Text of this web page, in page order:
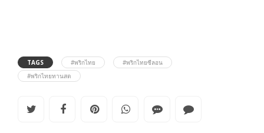
TAGS #พริกไทย
#พริกไทยซีลอน
#พริกไทยทานสด